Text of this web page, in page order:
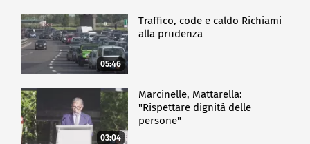
05:46
Traffico, code e caldo Richiami
alla prudenza
03:04
Marcinelle, Mattarella:
"Rispettare dignità delle
persone"